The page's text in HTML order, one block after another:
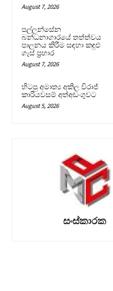
August 7, 2026
පල්ලන්සේන
බන්ධනාගාරයේ තත්ත්වය
පාලනය කිරීම සඳහා කඳුළු
ගෑස් ප්‍රහාර
August 7, 2026
හිටපු අමාත්‍ය අකිල විරාජ්
කාරියවසම් අත්අඩංගුවට
August 5, 2026
සංස්කාරක